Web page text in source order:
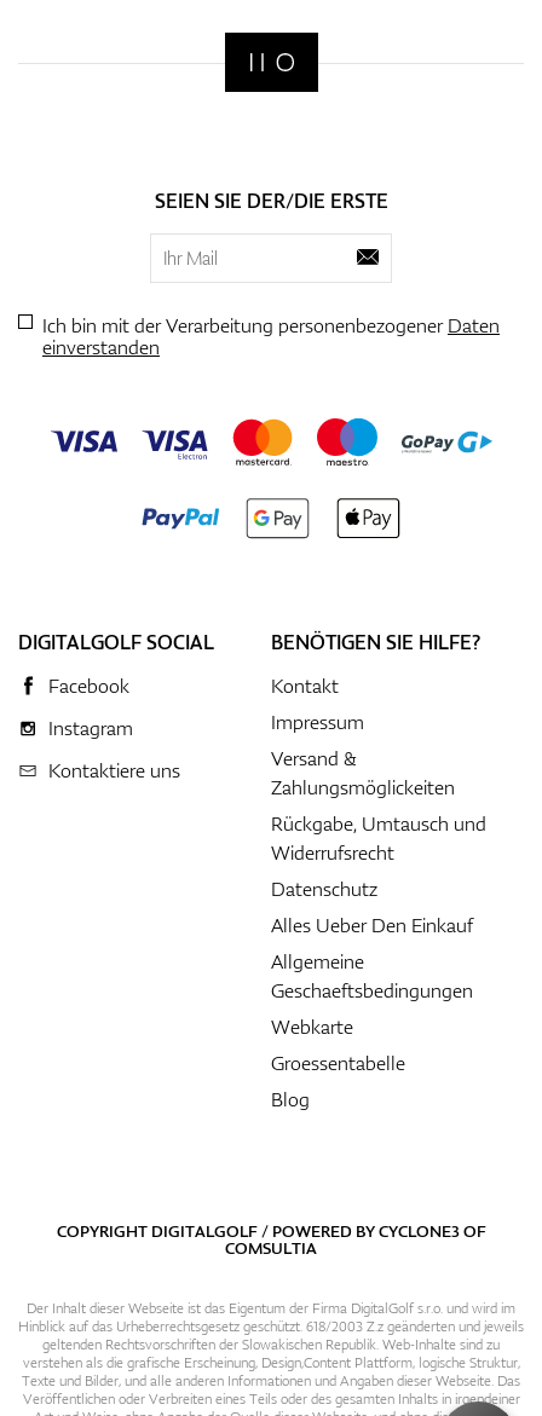
SEIEN SIE DER/DIE ERSTE
Ich bin mit der Verarbeitung personenbezogenerDaten
einverstanden
DIGITALGOLF SOCIAL
Facebook
Instagram
Kontaktiere uns
BENÖTIGEN SIE HILFE?
Kontakt
Impressum
Versand &
Zahlungsmöglickeiten
Rückgabe, Umtausch und
Widerrufsrecht
Datenschutz
Alles Ueber Den Einkauf
Allgemeine
Geschaeftsbedingungen
Webkarte
Groessentabelle
Blog
COPYRIGHT DIGITALGOLF / POWERED BYCYCLONE3OF
COMSULTIA
Der Inhalt dieser Webseite ist das Eigentum der Firma DigitalGolf s.r.o. und wird im
Hinblick auf das Urheberrechtsgesetz geschützt. 618/2003 Z.z geänderten und jeweils
geltenden Rechtsvorschriften der Slowakischen Republik. Web-Inhalte sind zu
verstehen als die grafische Erscheinung, Design,Content Plattform, logische Struktur,
Texte und Bilder, und alle anderen Informationen und Angaben dieser Webseite. Das
Veröffentlichen oder Verbreiten eines Teils oder des gesamten Inhalts in irgendeiner